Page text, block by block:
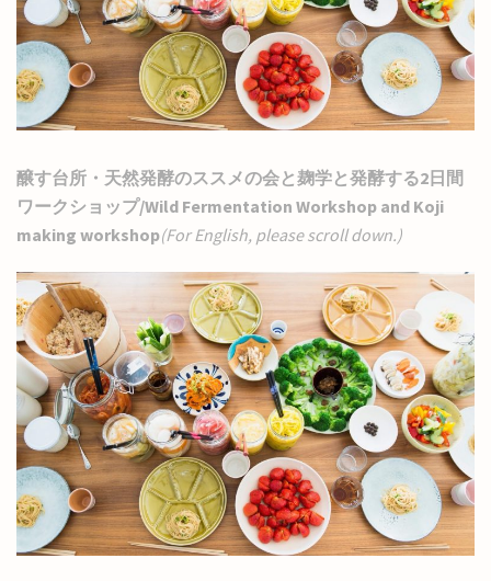
醸す台所・天然発酵のススメの会と麹学と発酵する2日間
ワークショップ/Wild Fermentation Workshop and Koji
making workshop(For English, please scroll down.)